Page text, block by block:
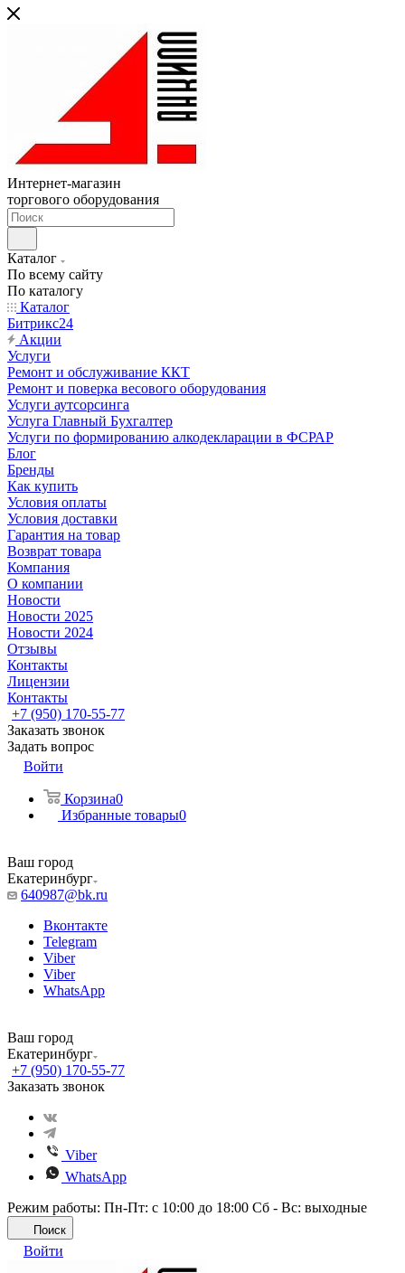
Интернет-магазин
торгового оборудования
Каталог
По всему сайту
По каталогу
Каталог
Битрикс24
Акции
Услуги
Ремонт и обслуживание ККТ
Ремонт и поверка весового оборудования
Услуги аутсорсинга
Услуга Главный Бухгалтер
Услуги по формированию алкодекларации в ФСРАР
Блог
Бренды
Как купить
Условия оплаты
Условия доставки
Гарантия на товар
Возврат товара
Компания
О компании
Новости
Новости 2025
Новости 2024
Отзывы
Контакты
Лицензии
Контакты
+7 (950) 170-55-77
Заказать звонок
Задать вопрос
Войти
Корзина0
Избранные товары0
Ваш город
Екатеринбург
640987@bk.ru
Вконтакте
Telegram
Viber
Viber
WhatsApp
Ваш город
Екатеринбург
+7 (950) 170-55-77
Заказать звонок
Viber
WhatsApp
Режим работы: Пн-Пт: с 10:00 до 18:00 Сб - Вс: выходные
Поиск
Войти